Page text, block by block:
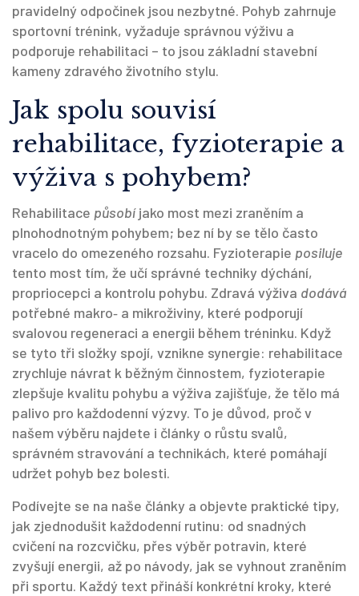
pravidelný odpočinek jsou nezbytné. Pohyb zahrnuje
sportovní trénink, vyžaduje správnou výživu a
podporuje rehabilitaci – to jsou základní stavební
kameny zdravého životního stylu.
Jak spolu souvisí
rehabilitace, fyzioterapie a
výživa s pohybem?
Rehabilitace působíjako most mezi zraněním a
plnohodnotným pohybem; bez ní by se tělo často
vracelo do omezeného rozsahu. Fyzioterapie posiluje
tento most tím, že učí správné techniky dýchání,
propriocepci a kontrolu pohybu. Zdravá výživa dodává
potřebné makro‑ a mikroživiny, které podporují
svalovou regeneraci a energii během tréninku. Když
se tyto tři složky spojí, vznikne synergie: rehabilitace
zrychluje návrat k běžným činnostem, fyzioterapie
zlepšuje kvalitu pohybu a výživa zajišťuje, že tělo má
palivo pro každodenní výzvy. To je důvod, proč v
našem výběru najdete i články o růstu svalů,
správném stravování a technikách, které pomáhají
udržet pohyb bez bolesti.
Podívejte se na naše články a objevte praktické tipy,
jak zjednodušit každodenní rutinu: od snadných
cvičení na rozcvičku, přes výběr potravin, které
zvyšují energii, až po návody, jak se vyhnout zraněním
při sportu. Každý text přináší konkrétní kroky, které